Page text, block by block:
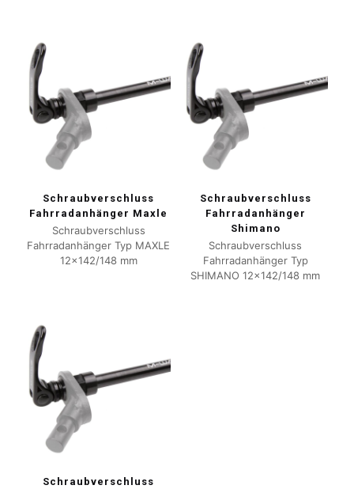
Schraubverschluss
Fahrradanhänger Maxle
Schraubverschluss
Fahrradanhänger Typ MAXLE
12×142/148 mm
Schraubverschluss
Fahrradanhänger
Shimano
Schraubverschluss
Fahrradanhänger Typ
SHIMANO 12×142/148 mm
Schraubverschluss